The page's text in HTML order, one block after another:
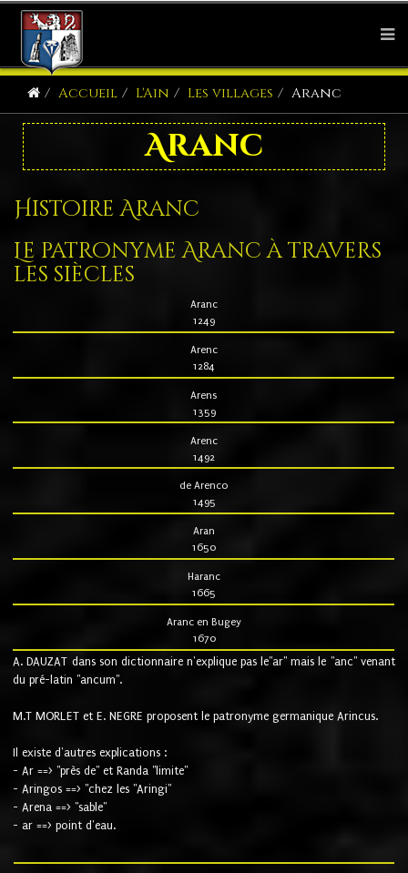
Accueil L'Ain Les villages Aranc
Aranc
Histoire Aranc
Le patronyme Aranc à travers
les siècles
Aranc
1249
Arenc
1284
Arens
1359
Arenc
1492
de Arenco
1495
Aran
1650
Haranc
1665
Aranc en Bugey
1670
A. DAUZAT dans son dictionnaire n'explique pas le"ar" mais le "anc" venant
du pré-latin "ancum".
M.T MORLET et E. NEGRE proposent le patronyme germanique Arincus.
Il existe d'autres explications :
- Ar ==> "près de" et Randa "limite"
- Aringos ==> "chez les "Aringi"
- Arena ==> "sable"
- ar ==> point d'eau.